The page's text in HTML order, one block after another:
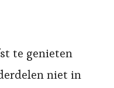
te genieten
niet in